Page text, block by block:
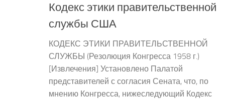
Кодекс этики правительственной
службы США
КОДЕКС ЭТИКИ ПРАВИТЕЛЬСТВЕННОЙ
СЛУЖБЫ (Резолюция Конгресса 1958 г.)
[Извлечения] Установлено Палатой
представителей с согласия Сената, что, по
мнению Конгресса, нижеследующий Кодекс